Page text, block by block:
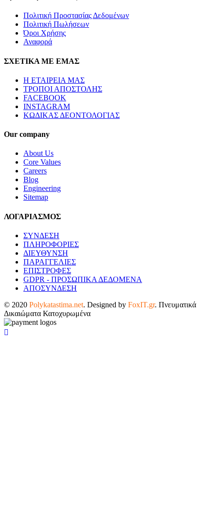
Πολιτική Προστασίας Δεδομένων
Πολιτική Πωλήσεων
Όροι Χρήσης
Αναφορά
ΣΧΕΤΙΚΑ ΜΕ ΕΜΑΣ
Η ΕΤΑΙΡΕΙΑ ΜΑΣ
ΤΡΟΠΟΙ ΑΠΟΣΤΟΛΗΣ
FACEBOOK
INSTAGRAM
ΚΩΔΙΚΑΣ ΔΕΟΝΤΟΛΟΓΙΑΣ
Our company
About Us
Core Values
Careers
Blog
Engineering
Sitemap
ΛΟΓΑΡΙΑΣΜΟΣ
ΣΥΝΔΕΣΗ
ΠΛΗΡΟΦΟΡΙΕΣ
ΔΙΕΥΘΥΝΣΗ
ΠΑΡΑΓΓΕΛΙΕΣ
ΕΠΙΣΤΡΟΦΕΣ
GDPR - ΠΡΟΣΩΠΙΚΑ ΔΕΔΟΜΕΝΑ
ΑΠΟΣΥΝΔΕΣΗ
© 2020 Polykatastima.net. Designed by FoxIT.gr. Πνευματικά
Δικαιώματα Κατοχυρωμένα